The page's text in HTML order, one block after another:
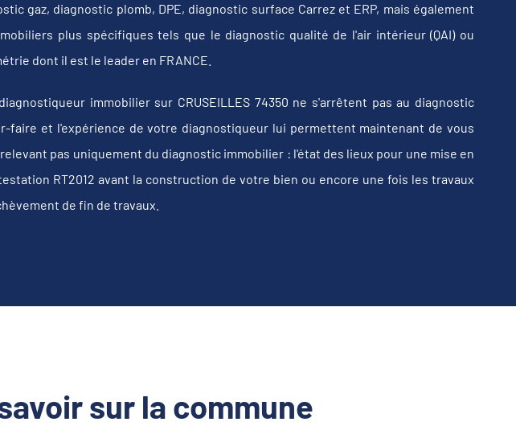
gaz, diagnostic plomb, DPE, diagnostic surface Carrez et ERP, mais également
plus spécifiques tels que le diagnostic qualité de l'air intérieur (QAI) ou
dont il est le leader en FRANCE.
immobilier sur CRUSEILLES 74350 ne s'arrêtent pas au diagnostic
faire et l'expérience de votre diagnostiqueur lui permettent maintenant de vous
pas uniquement du diagnostic immobilier : l'état des lieux pour une mise en
RT2012 avant la construction de votre bien ou encore une fois les travaux
de fin de travaux.
sur la commune